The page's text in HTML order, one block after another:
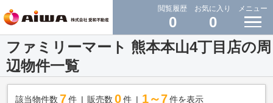
閲覧履歴
0
お気に入り
0
メニュー
ファミリーマート 熊本本山4丁目店の周
辺物件一覧
該当物件数 7件 販売数 0 件 1～7 件を表示